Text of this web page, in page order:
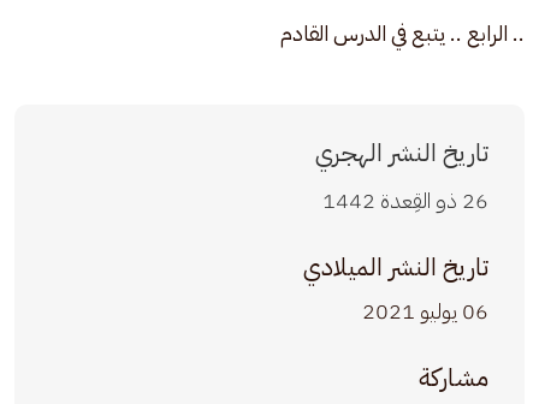
.. الرابع .. يتبع في الدرس القادم
تاريخ النشر الهجري
26 ذو القِعدة 1442
تاريخ النشر الميلادي
06 يوليو 2021
مشاركة